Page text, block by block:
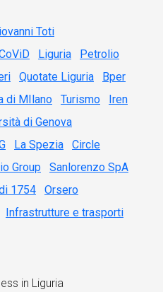
Toti
Liguria
Petrolio
Quotate Liguria
Bper
di MIlano Turismo
Iren
di Genova
La Spezia
Circle
Group
Sanlorenzo SpA
1754
Orsero
Infrastrutture e trasporti
in Liguria